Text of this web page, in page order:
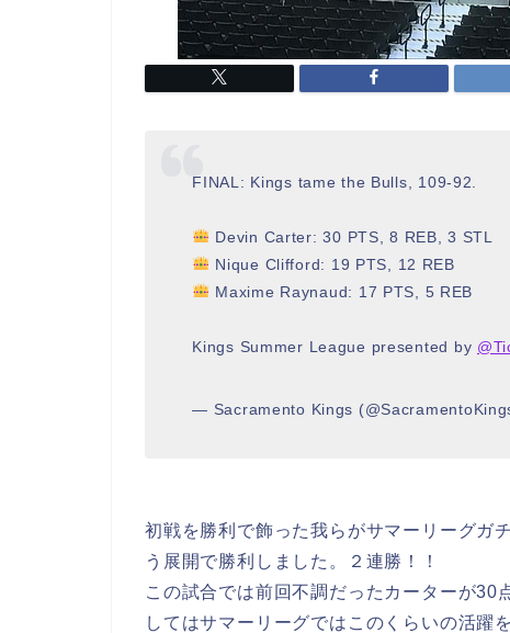
FINAL: Kings tame the Bulls, 109-92.
Devin Carter: 30 PTS, 8 REB, 3 STL
Nique Clifford: 19 PTS, 12 REB
Maxime Raynaud: 17 PTS, 5 REB
Kings Summer League presented by
— Sacramento Kings
初戦を勝利で飾った我らがサマーリーグガ
う展開で勝利しました。２連勝！！
この試合では前回不調だったカーターが30
してはサマーリーグではこのくらいの活躍